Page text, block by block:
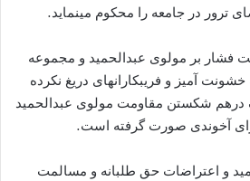
در جامعه را محکوم می‏نماید.
فشار بر مولوی عبدالحمید و مجموعه‏
آمیز و فریبکارانه‏ای دریغ نکرده
شکستن مقاومت مولوی عبدالحمید
آخوندی صورت گرفته است.
و اعتراضات حق‏ طلبانه و مسالمت‏